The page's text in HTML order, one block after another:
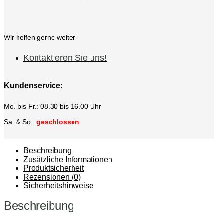
Wir helfen gerne weiter
Kontaktieren Sie uns!
Kundenservice:
Mo. bis Fr.: 08.30 bis 16.00 Uhr
Sa. & So.: geschlossen
Beschreibung
Zusätzliche Informationen
Produktsicherheit
Rezensionen (0)
Sicherheitshinweise
Beschreibung